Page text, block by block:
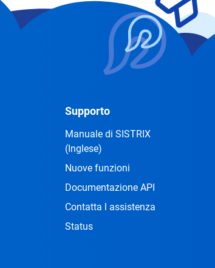
Supporto
Manuale di SISTRIX
(Inglese)
Nuove funzioni
Documentazione API
Contatta l assistenza
Status